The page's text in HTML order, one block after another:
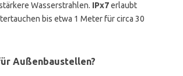
Wasserstrahlen. IPx7erlaubt
bis etwa 1 Meter für circa 30
Außenbaustellen?